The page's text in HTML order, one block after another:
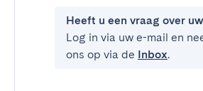
Heeft u een vraag over
Log in via uw e-mail en
ons op via de Inbox.